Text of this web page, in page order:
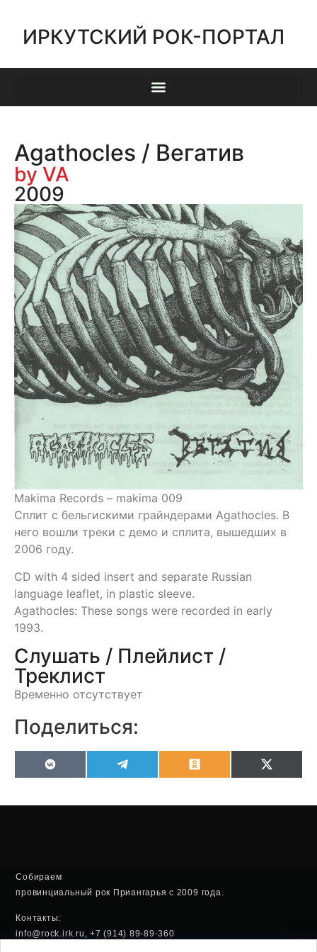
ИРКУТСКИЙ РОК-ПОРТАЛ
Agathocles / Вегатив
by VA
2009
Makima Records – makima 009
Сплит с бельгискими грайндерами Agathocles. В
него вошли треки с демо и сплита, вышедших в
2006 году.
CD with 4 sided insert and separate Russian
language leaflet, in plastic sleeve.
Agathocles: These songs were recorded in early
1993.
Слушать / Плейлист /
Треклист
Временно отсутствует
Поделиться:
VK OdnoklassnikiX
Собираем
провинциальный рок Приангарья с 2009 года.
Контакты:
info@rock.irk.ru, +7 (914) 89-89-360